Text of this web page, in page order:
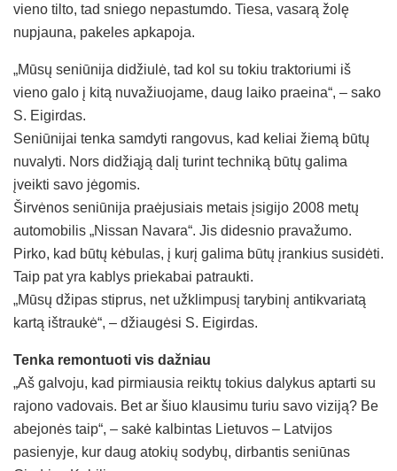
vieno tilto, tad sniego nepastumdo. Tiesa, vasarą žolę
nupjauna, pakeles apkapoja.
„Mūsų seniūnija didžiulė, tad kol su tokiu traktoriumi iš
vieno galo į kitą nuvažiuojame, daug laiko praeina“, – sako
S. Eigirdas.
Seniūnijai tenka samdyti rangovus, kad keliai žiemą būtų
nuvalyti. Nors didžiąją dalį turint techniką būtų galima
įveikti savo jėgomis.
Širvėnos seniūnija praėjusiais metais įsigijo 2008 metų
automobilis „Nissan Navara“. Jis didesnio pravažumo.
Pirko, kad būtų kėbulas, į kurį galima būtų įrankius susidėti.
Taip pat yra kablys priekabai patraukti.
„Mūsų džipas stiprus, net užklimpusį tarybinį antikvariatą
kartą ištraukė“, – džiaugėsi S. Eigirdas.
Tenka remontuoti vis dažniau
„Aš galvoju, kad pirmiausia reiktų tokius dalykus aptarti su
rajono vadovais. Bet ar šiuo klausimu turiu savo viziją? Be
abejonės taip“, – sakė kalbintas Lietuvos – Latvijos
pasienyje, kur daug atokių sodybų, dirbantis seniūnas